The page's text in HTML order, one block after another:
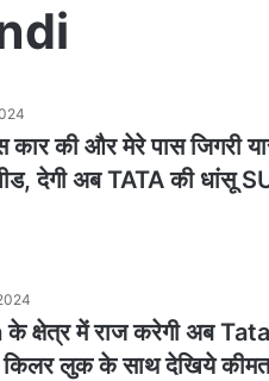
की और मेरे पास जिगरी
देगी अब TATA की धांसू
क्षेत्र में राज करेगी अब
लुक के साथ देखिये